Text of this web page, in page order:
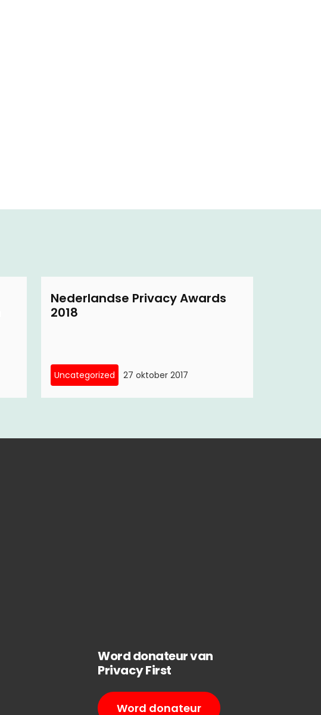
Nederlandse Privacy Awards
2018
Uncategorized 27 oktober 2017
Word donateur van
Privacy First
Word donateur